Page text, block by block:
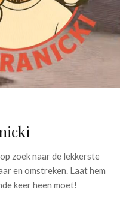
zoek naar de lekkerste
en omstreken. Laat hem
keer heen moet!